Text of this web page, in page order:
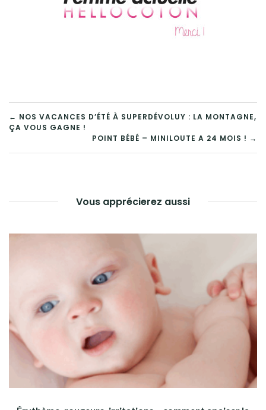
← NOS VACANCES D’ÉTÉ À SUPERDÉVOLUY : LA MONTAGNE,
ÇA VOUS GAGNE !
POINT BÉBÉ – MINILOUTE A 24 MOIS ! →
Vous apprécierez aussi